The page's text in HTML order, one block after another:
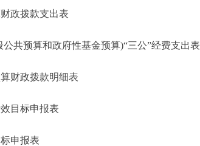
政拨款支出表
预算和政府性基金预算)“三公”经费支出表
财政拨款明细表
目标申报表
申报表